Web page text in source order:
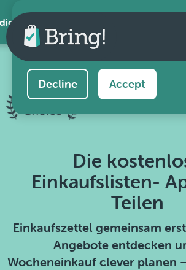
AppThis website uses cookies to
best experience on our website.
Decline Accept
Die
Einkaufslisten-
Teilen
Einkaufszettel gemeinsam
Angebote entdecken
Wocheneinkauf clever planen